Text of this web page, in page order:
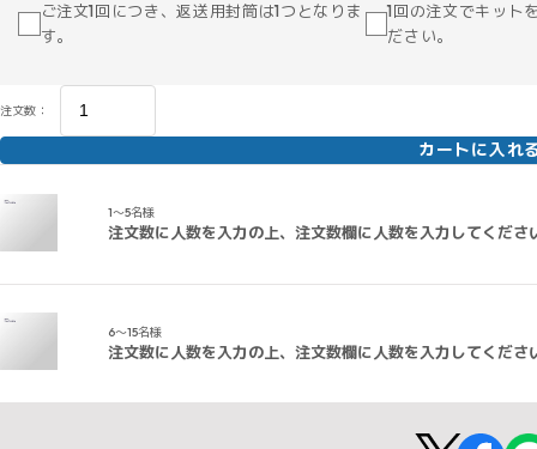
ご注文1回につき、返送用封筒は1つとなりま
す。
1回の注文でキット
ださい。
注文数：
カートに入れ
1～5名様
注文数に人数を入力の上、注文数欄に人数を入力してくださ
6～15名様
注文数に人数を入力の上、注文数欄に人数を入力してくださ